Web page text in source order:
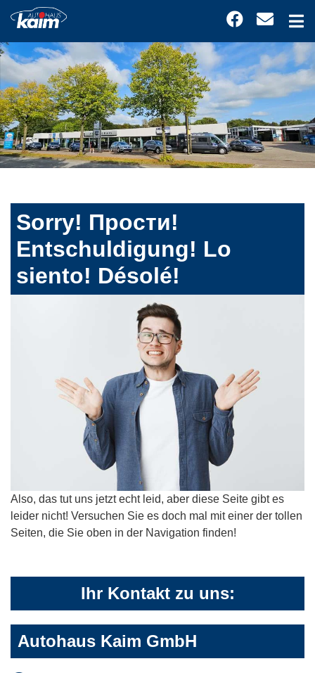
Sorry! Прости!
Entschuldigung! Lo
siento! Désolé!
Also, das tut uns jetzt echt leid, aber diese Seite gibt es
leider nicht! Versuchen Sie es doch mal mit einer der tollen
Seiten, die Sie oben in der Navigation finden!
Ihr Kontakt zu uns:
Autohaus Kaim GmbH